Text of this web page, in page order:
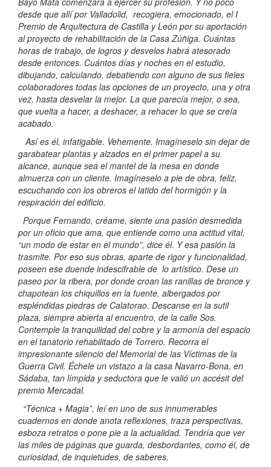
desde que allí por Valladolid, recogiera, emocionado, el I
Premio de Arquitectura de Castilla y León por su aportación
al proyecto de rehabilitación de la Casa Zúñiga. Cuántas
horas de trabajo, de logros y desvelos habrá atesorado
desde entonces. Cuántos días y noches en el estudio,
dibujando, calculando, debatiendo con alguno de sus fieles
colaboradores todas las opciones de un proyecto, una y otra
vez, hasta desvelar la mejor. La que parecía mejor, o sea,
que vuelta a hacer, a deshacer, a rehacer lo que se creía
acabado.
Así es él, infatigable. Vehemente. Imagíneselo sin dejar de
garabatear plantas y alzados en el primer papel a su
alcance, aunque sea el mantel de la mesa en donde
almuerza con un cliente. Imagíneselo a pie de obra, feliz,
escuchando con los obreros el latido del hormigón y la
respiración del edificio.
Porque Fernando, créame, siente una pasión desmedida
por un oficio que ama, que entiende como una actitud vital,
“un modo de estar en el mundo”, dice él. Y esa pasión la
trasmite. Por eso sus obras, aparte de rigor y funcionalidad,
poseen ese duende indescifrable de lo artístico. Dese un
paseo por la ribera, por donde croan las ranillas de bronce y
chapotean los chiquillos en la fuente, albergados por
espléndidas piedras de Calatorao. Descanse en la sutil
plaza, siempre abierta al encuentro, de la calle Sos.
Contemple la tranquilidad del cobre y la armonía del espacio
en el tanatorio rehabilitado de Torrero. Recorra el
impresionante silencio del Memorial de las Víctimas de la
Guerra Civil. Échele un vistazo a la casa Navarro-Bona, en
Sádaba, tan límpida y seductora que le valió un accésit del
premio Mercadal.
“Técnica + Magia”, leí en uno de sus innumerables
cuadernos en donde anota reflexiones, traza perspectivas,
esboza retratos o pone pie a la actualidad. Tendría que ver
las miles de páginas que guarda, desbordantes, como él, de
curiosidad, de inquietudes, de saberes.